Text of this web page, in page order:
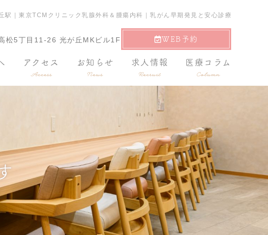
駅｜東京TCMクリニック乳腺外科＆腫瘍内科｜乳がん早期発見と安心診療
松5丁目11-26 光が丘MKビル1F WEB予約
アクセス
Access
お知らせ
News
求人情報
Recruit
医療コラム
Column